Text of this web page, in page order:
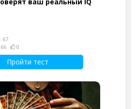
ваш реальный IQ
67
0
Пройти тест